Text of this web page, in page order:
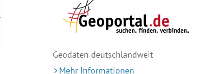
Geodaten deutschlandweit
Mehr Informationen